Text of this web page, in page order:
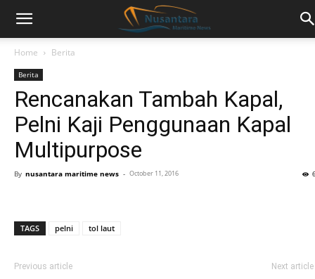
Home Berita
Berita
Rencanakan Tambah Kapal,
Pelni Kaji Penggunaan Kapal
Multipurpose
By nusantara maritime news - October 11, 2016
TAGS pelni tol laut
Previous article Next article